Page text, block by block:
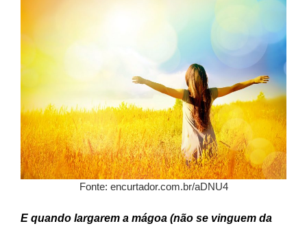
Fonte: encurtador.com.br/aDNU4
E quando largarem a mágoa (não se vinguem da